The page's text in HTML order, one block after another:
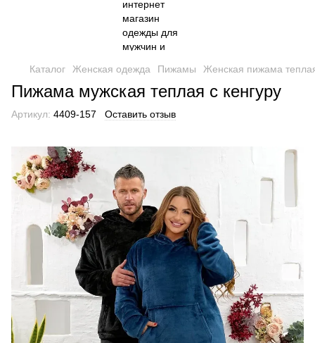
Каталог Женская одежда Пижамы Женская пижама
Пижама мужская теплая с кенгуру
Артикул: 4409-157 Оставить отзыв